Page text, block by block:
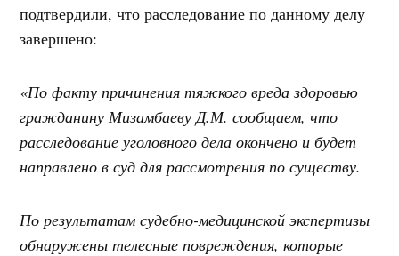
подтвердили, что расследование по данному делу
завершено:
«По факту причинения тяжкого вреда здоровью
гражданину Мизамбаеву Д.М. сообщаем, что
расследование уголовного дела окончено и будет
направлено в суд для рассмотрения по существу.
По результатам судебно-медицинской экспертизы
обнаружены телесные повреждения, которые